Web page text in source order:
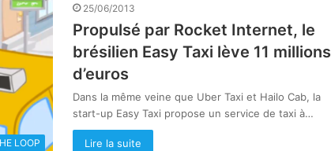
LOOP
25/06/2013
Propulsé par Rocket Internet, le
brésilien Easy Taxi lève 11 millions
d’euros
Dans la même veine que Uber Taxi et Hailo Cab, la
start-up Easy Taxi propose un service de taxi à…
Lire la suite